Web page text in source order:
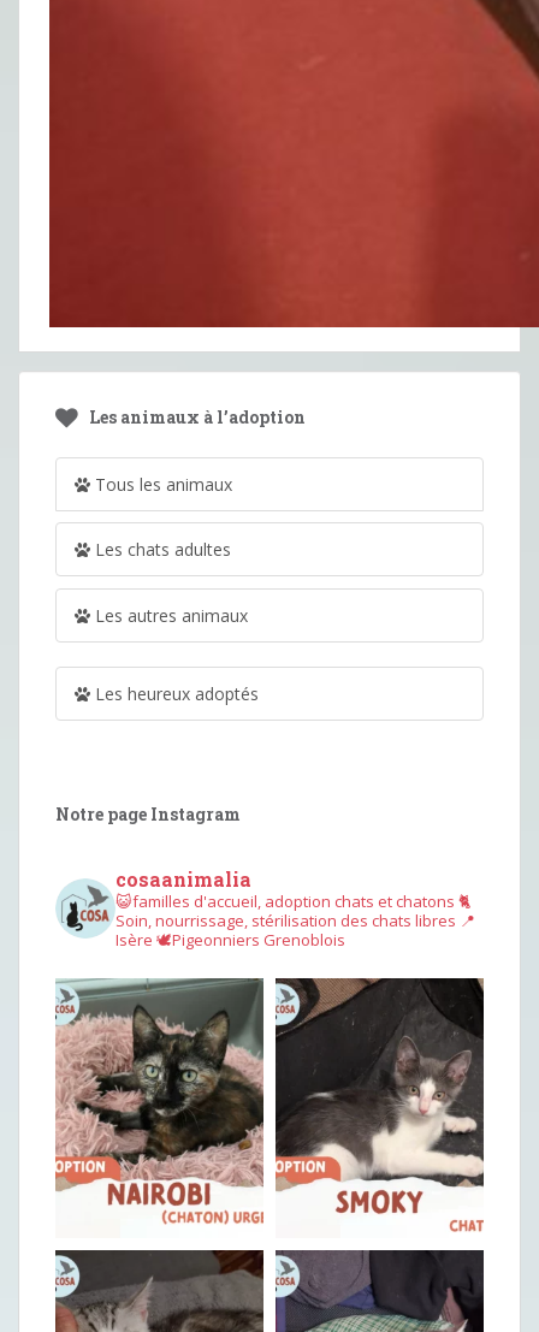
Les animaux à l’adoption
Tous les animaux
Les chats adultes
Les autres animaux
Les heureux adoptés
Notre page Instagram
cosaanimalia
😺familles d'accueil, adoption chats et chatons 🐈
Soin, nourrissage, stérilisation des chats libres 📍
Isère 🕊︎Pigeonniers Grenoblois